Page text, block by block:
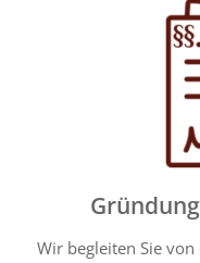
Wir begleiten Sie